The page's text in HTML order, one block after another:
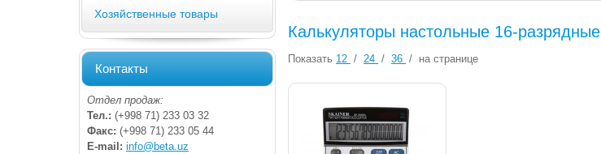
Хозяйственные товары
Контакты
Отдел продаж:
Тел.: (+998 71) 233 03 32
Факс: (+998 71) 233 05 44
E-mail: info@beta.uz
Калькуляторы настольные 16-разрядные
Показать 12 / 24 / 36 / на странице